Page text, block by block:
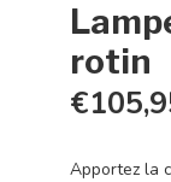
rotin
Apportez la